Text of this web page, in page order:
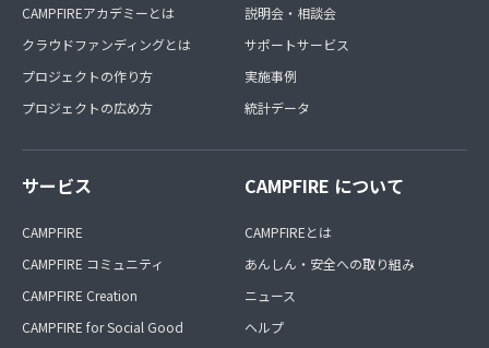
CAMPFIREアカデミーとは
クラウドファンディングとは
プロジェクトの作り方
プロジェクトの広め方
説明会・相談会
サポートサービス
実施事例
統計データ
サービス
CAMPFIRE
CAMPFIRE コミュニティ
CAMPFIRE Creation
CAMPFIRE for Social Good
CAMPFIRE について
CAMPFIREとは
あんしん・安全への取り組み
ニュース
ヘルプ